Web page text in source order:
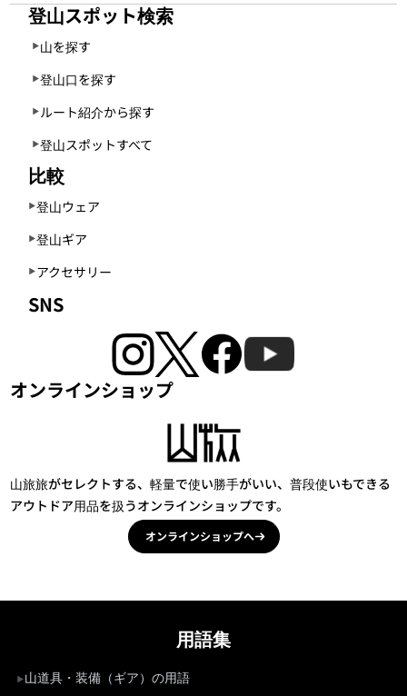
登山スポット検索
山を探す
登山口を探す
ルート紹介から探す
登山スポットすべて
比較
登山ウェア
登山ギア
アクセサリー
SNS
オンラインショップ
山旅旅がセレクトする、軽量で使い勝手がいい、普段使いもできる
アウトドア用品を扱うオンラインショップです。
オンラインショップへ
用語集
山道具・装備（ギア）の用語